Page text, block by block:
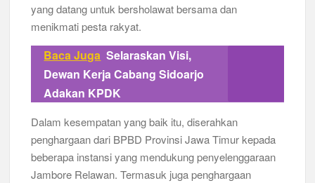
yang datang untuk bersholawat bersama dan
menikmati pesta rakyat.
Baca Juga Selaraskan Visi,
Dewan Kerja Cabang Sidoarjo
Adakan KPDK
Dalam kesempatan yang baik itu, diserahkan
penghargaan dari BPBD Provinsi Jawa Timur kepada
beberapa instansi yang mendukung penyelenggaraan
Jambore Relawan. Termasuk juga penghargaan